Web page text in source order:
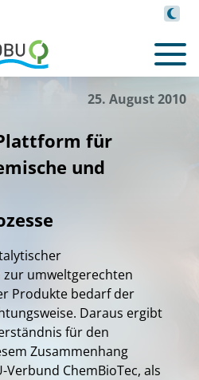
25. August 2010
für
und
umweltgerechten
Produkte bedarf der
Daraus ergibt
für den
Zusammenhang
ChemBioTec, als